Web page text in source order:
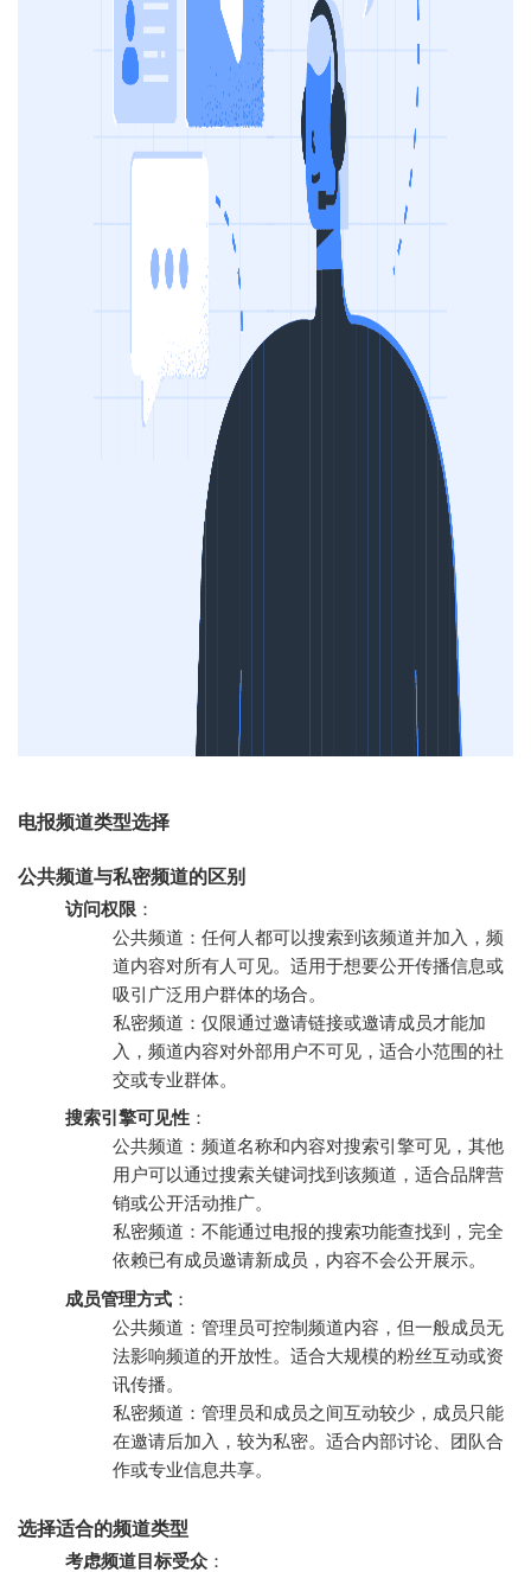
电报频道类型选择
公共频道与私密频道的区别
访问权限 ：
公共频道：任何人都可以搜索到该频道并加入，频
道内容对所有人可见。适用于想要公开传播信息或
吸引广泛用户群体的场合。
私密频道：仅限通过邀请链接或邀请成员才能加
入，频道内容对外部用户不可见，适合小范围的社
交或专业群体。
搜索引擎可见性 ：
公共频道：频道名称和内容对搜索引擎可见，其他
用户可以通过搜索关键词找到该频道，适合品牌营
销或公开活动推广。
私密频道：不能通过电报的搜索功能查找到，完全
依赖已有成员邀请新成员，内容不会公开展示。
成员管理方式 ：
公共频道：管理员可控制频道内容，但一般成员无
法影响频道的开放性。适合大规模的粉丝互动或资
讯传播。
私密频道：管理员和成员之间互动较少，成员只能
在邀请后加入，较为私密。适合内部讨论、团队合
作或专业信息共享。
选择适合的频道类型
考虑频道目标受众 ：